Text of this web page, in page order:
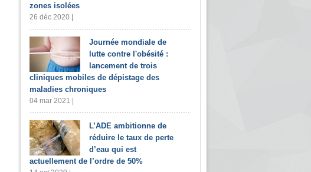
zones isolées
26 déc 2020 |
Journée mondiale de
lutte contre l'obésité :
lancement de trois
cliniques mobiles de dépistage des
maladies chroniques
04 mar 2021 |
L’ADE ambitionne de
réduire le taux de perte
d’eau qui est
actuellement de l’ordre de 50%